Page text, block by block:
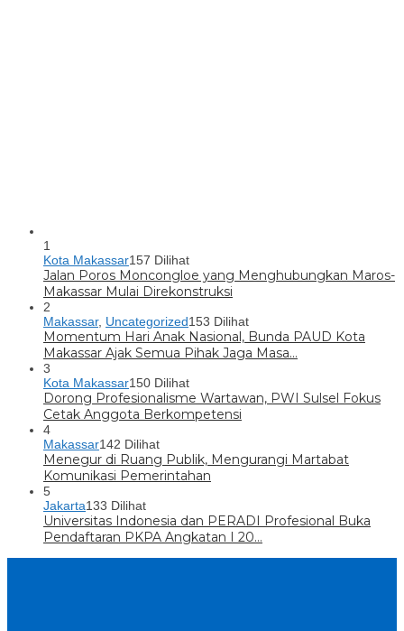
1
Kota Makassar157 Dilihat
Jalan Poros Moncongloe yang Menghubungkan Maros-
Makassar Mulai Direkonstruksi
2
Makassar, Uncategorized153 Dilihat
Momentum Hari Anak Nasional, Bunda PAUD Kota
Makassar Ajak Semua Pihak Jaga Masa…
3
Kota Makassar150 Dilihat
Dorong Profesionalisme Wartawan, PWI Sulsel Fokus
Cetak Anggota Berkompetensi
4
Makassar142 Dilihat
Menegur di Ruang Publik, Mengurangi Martabat
Komunikasi Pemerintahan
5
Jakarta133 Dilihat
Universitas Indonesia dan PERADI Profesional Buka
Pendaftaran PKPA Angkatan I 20…